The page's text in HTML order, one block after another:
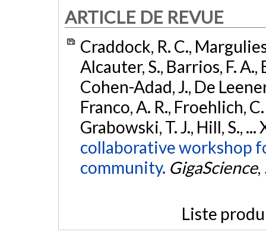
ARTICLE DE REVUE
Craddock, R. C.,
Alcauter, S., Barrios, F.
Cohen-Adad, J., De
Franco, A. R., Froehlich, C.
Grabowski, T. J., Hill, S.,
collaborative workshop
community. GigaScience,
Liste